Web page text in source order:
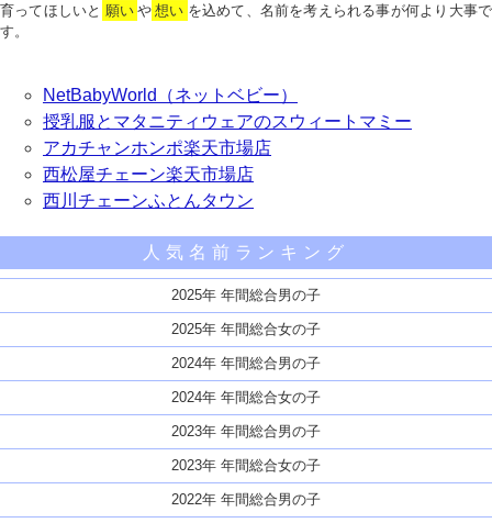
育ってほしいと 願い や 想い を込めて、名前を考えられる事が何より大事で
す。
NetBabyWorld（ネットベビー）
授乳服とマタニティウェアのスウィートマミー
アカチャンホンポ楽天市場店
西松屋チェーン楽天市場店
西川チェーンふとんタウン
人気名前ランキング
2025年 年間総合男の子
2025年 年間総合女の子
2024年 年間総合男の子
2024年 年間総合女の子
2023年 年間総合男の子
2023年 年間総合女の子
2022年 年間総合男の子